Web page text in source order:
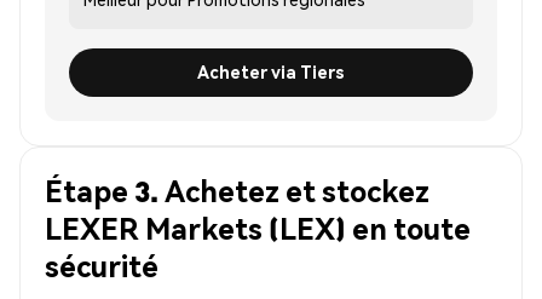
Acheter via Tiers
Étape 3. Achetez et stockez
LEXER Markets (LEX) en toute
sécurité